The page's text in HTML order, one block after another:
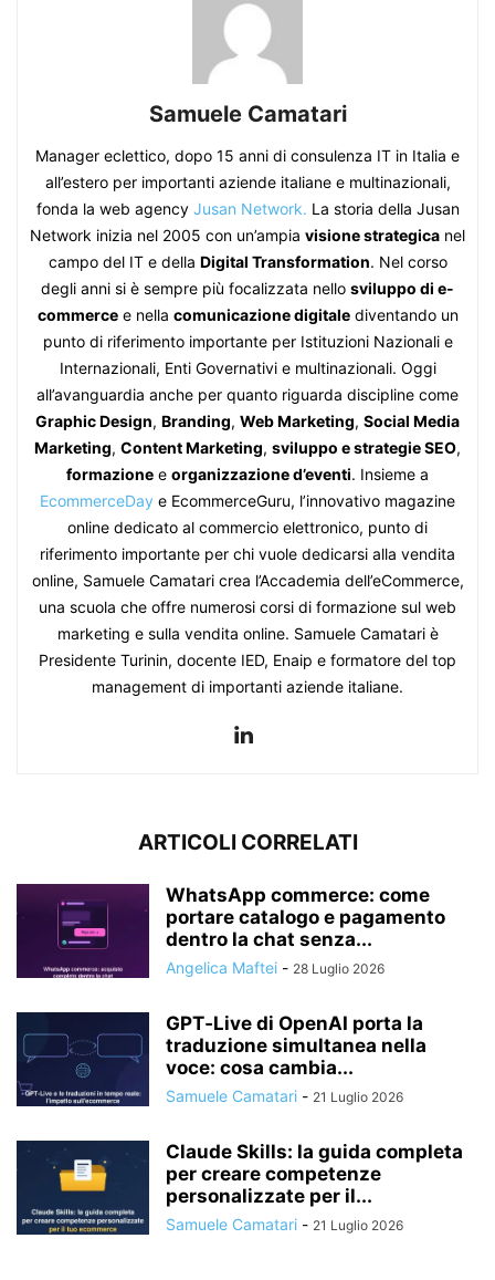
Samuele Camatari
Manager eclettico, dopo 15 anni di consulenza IT in Italia e
all’estero per importanti aziende italiane e multinazionali,
fonda la web agency Jusan Network. La storia della Jusan
Network inizia nel 2005 con un’ampia visione strategica nel
campo del IT e della Digital Transformation. Nel corso
degli anni si è sempre più focalizzata nello sviluppo di e-
commercee nella comunicazione digitalediventando un
punto di riferimento importante per Istituzioni Nazionali e
Internazionali, Enti Governativi e multinazionali. Oggi
all’avanguardia anche per quanto riguarda discipline come
Graphic Design, Branding, Web Marketing, Social Media
Marketing, Content Marketing, sviluppo e strategie SEO,
formazione e organizzazione d’eventi. Insieme a
EcommerceDay e EcommerceGuru, l’innovativo magazine
online dedicato al commercio elettronico, punto di
riferimento importante per chi vuole dedicarsi alla vendita
online, Samuele Camatari crea l’Accademia dell’eCommerce,
una scuola che offre numerosi corsi di formazione sul web
marketing e sulla vendita online. Samuele Camatari è
Presidente Turinin, docente IED, Enaip e formatore del top
management di importanti aziende italiane.
ARTICOLI CORRELATI
WhatsApp commerce: come
portare catalogo e pagamento
dentro la chat senza...
Angelica Maftei - 28 Luglio 2026
GPT‑Live di OpenAI porta la
traduzione simultanea nella
voce: cosa cambia...
Samuele Camatari - 21 Luglio 2026
Claude Skills: la guida completa
per creare competenze
personalizzate per il...
Samuele Camatari - 21 Luglio 2026